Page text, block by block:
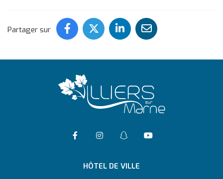
Partager sur Partager ce contenu sur
Partager ce contenu sur
Partager ce
Partager ce
Accéder à la page Facebook
Suivre l'actualité de
Suivre l'actualité
Accéder à la
HÔTEL DE VILLE